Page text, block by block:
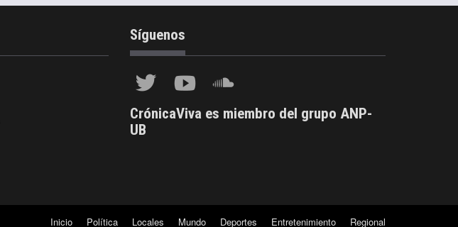
Síguenos
CrónicaViva es miembro del grupo ANP-
UB
Inicio Política Locales Mundo Deportes Entretenimiento Regional